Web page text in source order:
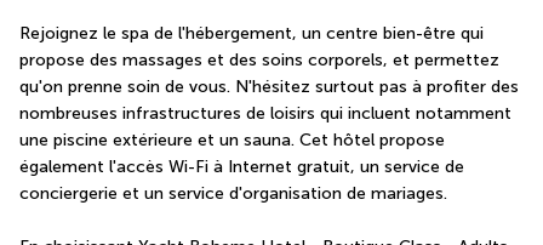
Rejoignez le spa de l'hébergement, un centre bien-être qui
propose des massages et des soins corporels, et permettez
qu'on prenne soin de vous. N'hésitez surtout pas à profiter des
nombreuses infrastructures de loisirs qui incluent notamment
une piscine extérieure et un sauna. Cet hôtel propose
également l'accès Wi-Fi à Internet gratuit, un service de
conciergerie et un service d'organisation de mariages.